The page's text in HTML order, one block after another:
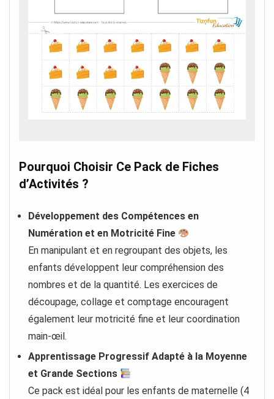
Pourquoi Choisir Ce Pack de Fiches
d’Activités ?
Développement des Compétences en
Numération et en Motricité Fine
En manipulant et en regroupant des objets, les
enfants développent leur compréhension des
nombres et de la quantité. Les exercices de
découpage, collage et comptage encouragent
également leur motricité fine et leur coordination
main-œil.
Apprentissage Progressif Adapté à la Moyenne
et Grande Sections
Ce pack est idéal pour les enfants de maternelle (4